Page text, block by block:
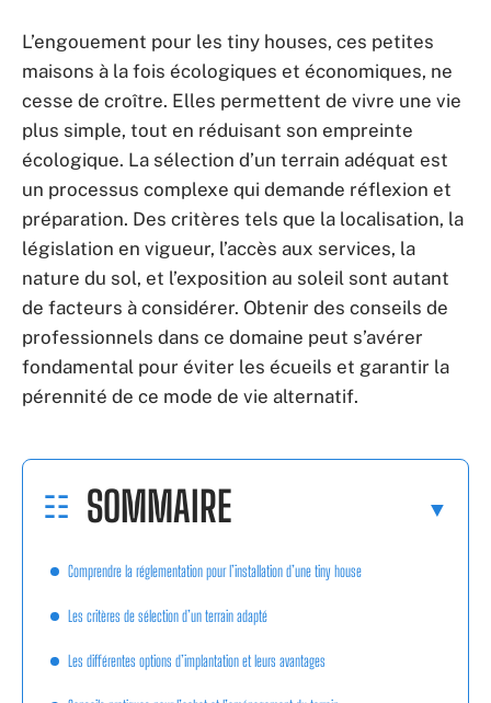
L’engouement pour les tiny houses, ces petites
maisons à la fois écologiques et économiques, ne
cesse de croître. Elles permettent de vivre une vie
plus simple, tout en réduisant son empreinte
écologique. La sélection d’un terrain adéquat est
un processus complexe qui demande réflexion et
préparation. Des critères tels que la localisation, la
législation en vigueur, l’accès aux services, la
nature du sol, et l’exposition au soleil sont autant
de facteurs à considérer. Obtenir des conseils de
professionnels dans ce domaine peut s’avérer
fondamental pour éviter les écueils et garantir la
pérennité de ce mode de vie alternatif.
SOMMAIRE
Comprendre la réglementation pour l’installation d’une tiny house
Les critères de sélection d’un terrain adapté
Les différentes options d’implantation et leurs avantages